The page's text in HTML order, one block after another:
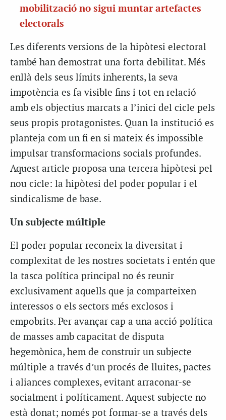
mobilització no sigui muntar artefactes
electorals
Les diferents versions de la hipòtesi electoral
també han demostrat una forta debilitat. Més
enllà dels seus límits inherents, la seva
impotència es fa visible fins i tot en relació
amb els objectius marcats a l’inici del cicle pels
seus propis protagonistes. Quan la institució es
planteja com un fi en si mateix és impossible
impulsar transformacions socials profundes.
Aquest article proposa una tercera hipòtesi pel
nou cicle: la hipòtesi del poder popular i el
sindicalisme de base.
Un subjecte múltiple
El poder popular reconeix la diversitat i
complexitat de les nostres societats i entén que
la tasca política principal no és reunir
exclusivament aquells que ja comparteixen
interessos o els sectors més exclosos i
empobrits. Per avançar cap a una acció política
de masses amb capacitat de disputa
hegemònica, hem de construir un subjecte
múltiple a través d’un procés de lluites, pactes
i aliances complexes, evitant arraconar-se
socialment i políticament. Aquest subjecte no
està donat; només pot formar-se a través dels